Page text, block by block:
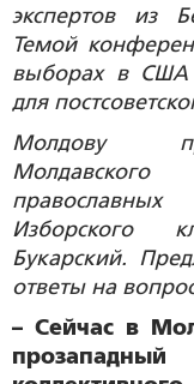
экспертов из
Темой
выборах в США
для
Молдову
православных
Изборского
Букарский.
ответы на
– Сейчас в